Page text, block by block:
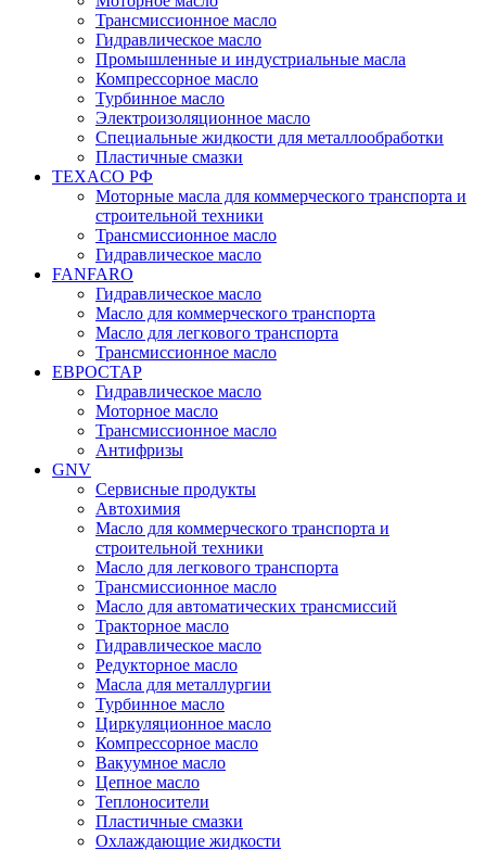
Трансмиссионное масло
Гидравлическое масло
Промышленные и индустриальные масла
Компрессорное масло
Турбинное масло
Электроизоляционное масло
Специальные жидкости для металлообработки
Пластичные смазки
TEXACO РФ
Моторные масла для коммерческого транспорта и
строительной техники
Трансмиссионное масло
Гидравлическое масло
FANFARO
Гидравлическое масло
Масло для коммерческого транспорта
Масло для легкового транспорта
Трансмиссионное масло
ЕВРОСТАР
Гидравлическое масло
Моторное масло
Трансмиссионное масло
Антифризы
GNV
Сервисные продукты
Автохимия
Масло для коммерческого транспорта и
строительной техники
Масло для легкового транспорта
Трансмиссионное масло
Масло для автоматических трансмиссий
Тракторное масло
Гидравлическое масло
Редукторное масло
Масла для металлургии
Турбинное масло
Циркуляционное масло
Компрессорное масло
Вакуумное масло
Цепное масло
Теплоносители
Пластичные смазки
Охлаждающие жидкости